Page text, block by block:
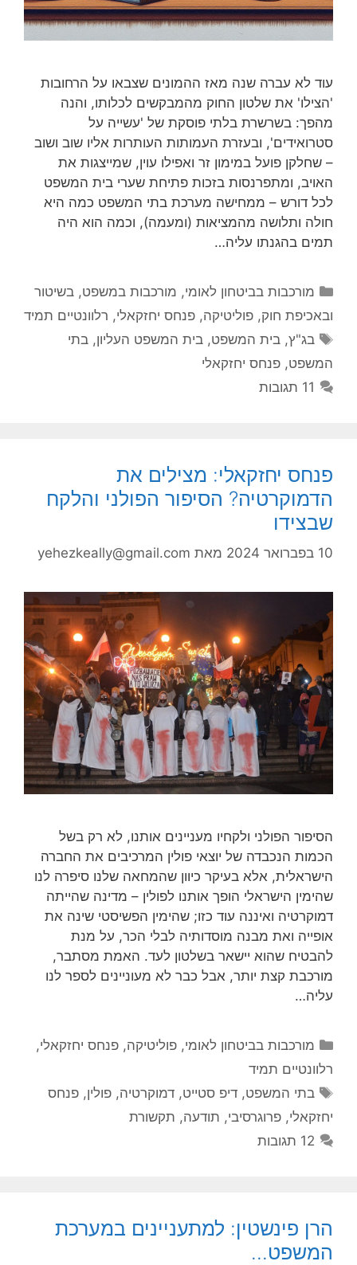
עוד לא עברה שנה מאז ההמונים שצבאו על הרחובות
'הצילו' את שלטון החוק מהמבקשים לכלותו, והנה
מהפך: בשרשרת בלתי פוסקת של 'עשייה על
סטרואידים', ובעזרת העמותות העותרות אליו שוב ושוב
– שחלקן פועל במימון זר ואפילו עוין, שמייצגות את
האויב, ומתפרנסות בזכות פתיחת שערי בית המשפט
לכל דורש – ממחישה מערכת בתי המשפט כמה היא
חולה ותלושה מהמציאות (ומעמה), וכמה הוא היה
תמים בהגנתו עליה…
קטגוריות
מורכבות בביטחון לאומי, מורכבות במשפט, בשיטור
ובאכיפת חוק, פוליטיקה, פנחס יחזקאלי, רלוונטיים תמיד
תגיות
בג"ץ,בית המשפט,בית המשפט העליון,בתי
המשפט, פנחס יחזקאלי
11 תגובות
פנחס יחזקאלי: מצילים את
הדמוקרטיה? הסיפור הפולני והלקח
שבצידו
10 בפברואר 2024 מאת yehezkeally@gmail.com
הסיפור הפולני ולקחיו מעניינים אותנו, לא רק בשל
הכמות הנכבדה של יוצאי פולין המרכיבים את החברה
הישראלית, אלא בעיקר כיוון שהמחאה שלנו סיפרה לנו
שהימין הישראלי הופך אותנו לפולין – מדינה שהייתה
דמוקרטיה ואיננה עוד כזו; שהימין הפשיסטי שינה את
אופייה ואת מבנה מוסדותיה לבלי הכר, על מנת
להבטיח שהוא יישאר בשלטון לעד. האמת מסתבר,
מורכבת קצת יותר, אבל כבר לא מעוניינים לספר לנו
עליה…
קטגוריות
מורכבות בביטחון לאומי,פוליטיקה,פנחס יחזקאלי,
רלוונטיים תמיד
תגיות
בתי המשפט,דיפ סטייט,דמוקרטיה,פולין,פנחס
יחזקאלי, פרוגרסיבי, תודעה, תקשורת
12 תגובות
הרן פינשטין: למתעניינים במערכת
המשפט…